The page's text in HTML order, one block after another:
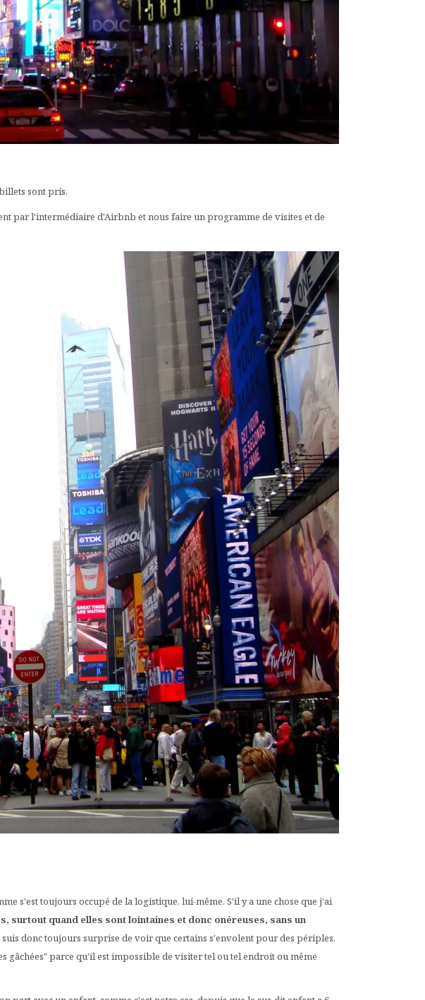
sont pris.
par l'intermédiaire d'Airbnb et nous faire un programme de visites et de
s'est toujours occupé de la logistique, lui-même. S'il y a une chose que j'ai
surtout quand elles sont lointaines et donc onéreuses, sans un
donc toujours surprise de voir que certains s'envolent pour des périples,
gâchées" parce qu'il est impossible de visiter tel ou tel endroit ou même